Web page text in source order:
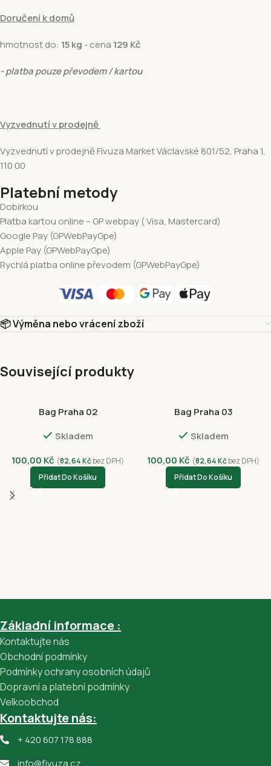
Doručení k domů
hmotnost do: 15 kg - cena 129 Kč
- platba pouze převodem / kartou
Vyzvednutí v prodejně
Vyzvednutí v prodejně Fivuza Market Václavské 801/52, Praha 1,
110 00
Platební metody
Dobírkou
Platba kartou online – GP webpay ( Visa, Mastercard)
Google Pay (GPWebPayGpe)
Apple Pay (GPWebPayGpe)
Rychlá platba online převodem (GPWebPayGpe)
📦 Výměna nebo vrácení zboží
Související produkty
Bag Praha 02
Skladem
100,00 Kč (82,64Kčbez DPH)
Přidat Do Košíku
Bag Praha 03
Skladem
100,00 Kč (82,64Kčbez DPH)
Přidat Do Košíku
Základní informace :
Kontaktujte nás
Obchodní podmínky
Podmínky ochrany osobních údajů
Dopravní a platební podmínky
Velkoobchod
Kontaktujte nás:
+ 420 607 178 888
info@fivuza.cz